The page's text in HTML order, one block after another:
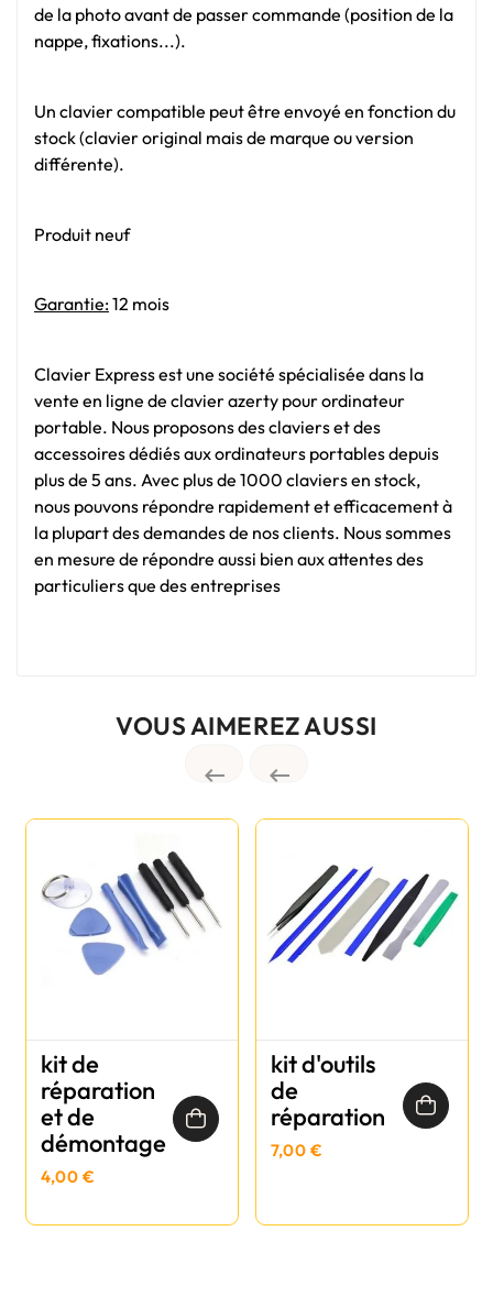
de la photo avant de passer commande (position de la
nappe, fixations...).
Un clavier compatible peut être envoyé en fonction du
stock (clavier original mais de marque ou version
différente).
Produit neuf
Garantie:12 mois
Clavier Express est une société spécialisée dans la
vente en ligne de clavier azerty pour ordinateur
portable. Nous proposons des claviers et des
accessoires dédiés aux ordinateurs portables depuis
plus de 5 ans. Avec plus de 1000 claviers en stock,
nous pouvons répondre rapidement et efficacement à
la plupart des demandes de nos clients. Nous sommes
en mesure de répondre aussi bien aux attentes des
particuliers que des entreprises
VOUS AIMEREZ AUSSI
 
kit de
réparation
et de
démontage
4,00 €
kit d'outils
de
réparation
7,00 €